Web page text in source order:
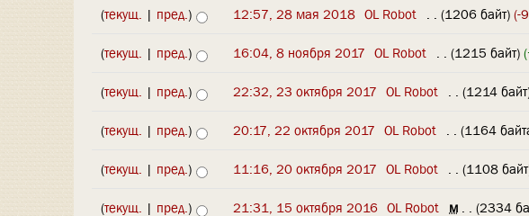
(текущ. | пред.) 12:57, 28 мая 2018 OL Robot . . (1206 байт) (-
(текущ. | пред.) 16:04, 8 ноября 2017 OL Robot . . (1215 байт)
(текущ. | пред.) 22:32, 23 октября 2017 OL Robot . . (1214
(текущ. | пред.) 20:17, 22 октября 2017 OL Robot . . (1164
(текущ. | пред.) 11:16, 20 октября 2017 OL Robot . . (1108
(текущ. | пред.) 21:31, 15 октября 2016 OL Robot м . . (2334